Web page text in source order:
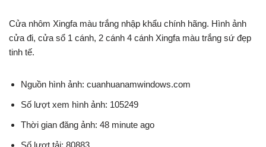
Cửa nhôm Xingfa màu trắng nhập khẩu chính hãng. Hình ảnh
cửa đi, cửa sổ 1 cánh, 2 cánh 4 cánh Xingfa màu trắng sứ đẹp
tinh tế.
Nguồn hình ảnh: cuanhuanamwindows.com
Số lượt xem hình ảnh: 105249
Thời gian đăng ảnh: 48 minute ago
Số lượt tải: 80883